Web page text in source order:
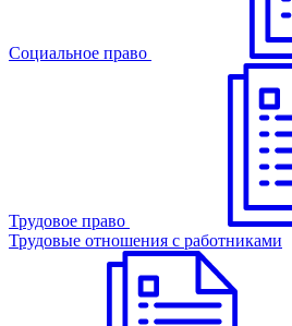
Cоциальное право
Трудовое право
Трудовые отношения с работниками